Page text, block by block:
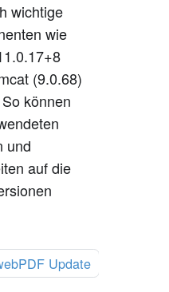
2022
9
A
Scenes
X
PDF
wichtige
wie
(9.0.68)
können
und
auf die
Update